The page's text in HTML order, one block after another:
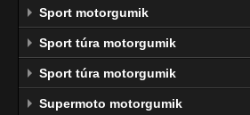
Sport motorgumik
Sport túra motorgumik
Sport túra motorgumik
Supermoto motorgumik